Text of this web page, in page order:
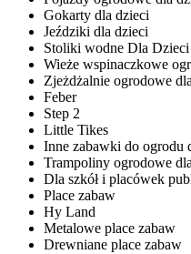
Gokarty dla dzieci
Jeździki dla dzieci
Stoliki wodne Dla Dzieci
Wieże wspinaczkowe
Zjeżdżalnie ogrodowe
Feber
Step 2
Little Tikes
Inne zabawki do ogrodu
Trampoliny ogrodowe
Dla szkół i placówek
Place zabaw
Hy Land
Metalowe place zabaw
Drewniane place zabaw